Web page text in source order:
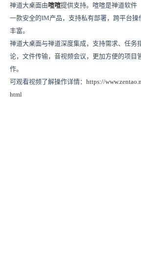
禅道大桌面由喧喧提供支持。喧喧是禅道软件
一款安全的IM产品，支持私有部署，跨平台
丰富。
禅道大桌面与禅道深度集成，支持需求、任务
论，文件传输，音视频会议，更加方便的项目
作。
可观看视频了解操作详情： https://
html